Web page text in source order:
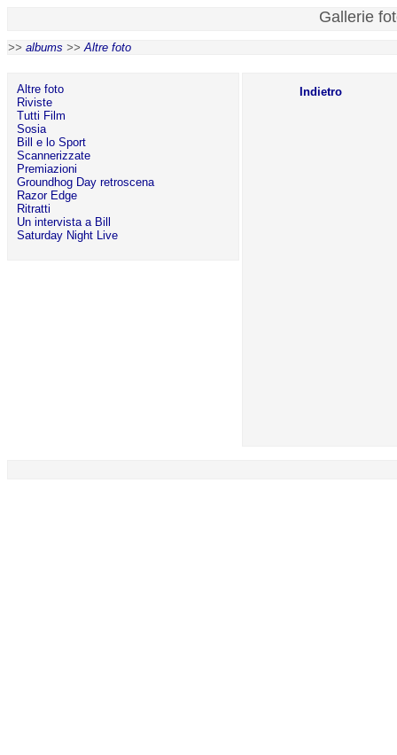
Gallerie
>> albums >>Altre foto
Altre foto
Riviste
Tutti Film
Sosia
Bill e lo Sport
Scannerizzate
Premiazioni
Groundhog Day retroscena
Razor Edge
Ritratti
Un intervista a Bill
Saturday Night Live
Indietro